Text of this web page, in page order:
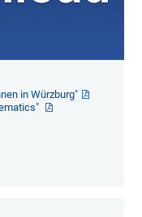
in Würzburg"